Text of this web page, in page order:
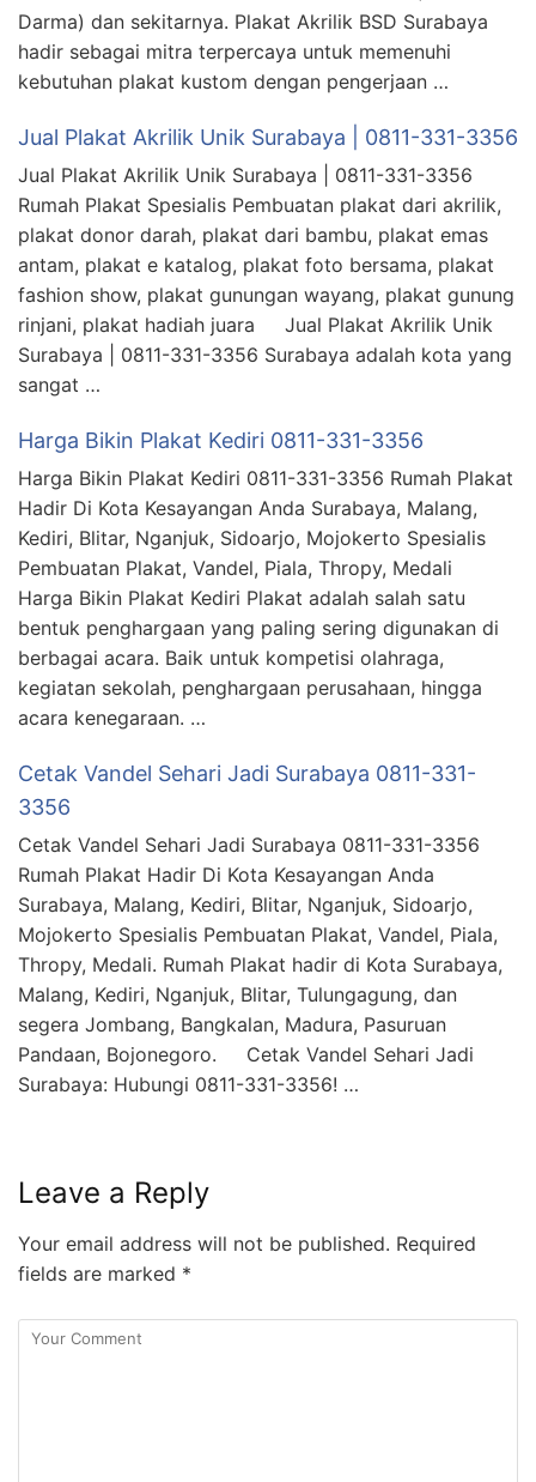
Darma) dan sekitarnya. Plakat Akrilik BSD Surabaya
hadir sebagai mitra terpercaya untuk memenuhi
kebutuhan plakat kustom dengan pengerjaan …
Jual Plakat Akrilik Unik Surabaya | 0811-331-3356
Jual Plakat Akrilik Unik Surabaya | 0811-331-3356
Rumah Plakat Spesialis Pembuatan plakat dari akrilik,
plakat donor darah, plakat dari bambu, plakat emas
antam, plakat e katalog, plakat foto bersama, plakat
fashion show, plakat gunungan wayang, plakat gunung
rinjani, plakat hadiah juara Jual Plakat Akrilik Unik
Surabaya | 0811-331-3356 Surabaya adalah kota yang
sangat …
Harga Bikin Plakat Kediri 0811-331-3356
Harga Bikin Plakat Kediri 0811-331-3356 Rumah Plakat
Hadir Di Kota Kesayangan Anda Surabaya, Malang,
Kediri, Blitar, Nganjuk, Sidoarjo, Mojokerto Spesialis
Pembuatan Plakat, Vandel, Piala, Thropy, Medali
Harga Bikin Plakat Kediri Plakat adalah salah satu
bentuk penghargaan yang paling sering digunakan di
berbagai acara. Baik untuk kompetisi olahraga,
kegiatan sekolah, penghargaan perusahaan, hingga
acara kenegaraan. …
Cetak Vandel Sehari Jadi Surabaya 0811-331-
3356
Cetak Vandel Sehari Jadi Surabaya 0811-331-3356
Rumah Plakat Hadir Di Kota Kesayangan Anda
Surabaya, Malang, Kediri, Blitar, Nganjuk, Sidoarjo,
Mojokerto Spesialis Pembuatan Plakat, Vandel, Piala,
Thropy, Medali. Rumah Plakat hadir di Kota Surabaya,
Malang, Kediri, Nganjuk, Blitar, Tulungagung, dan
segera Jombang, Bangkalan, Madura, Pasuruan
Pandaan, Bojonegoro. Cetak Vandel Sehari Jadi
Surabaya: Hubungi 0811-331-3356! …
Leave a Reply
Your email address will not be published. Required
fields are marked *